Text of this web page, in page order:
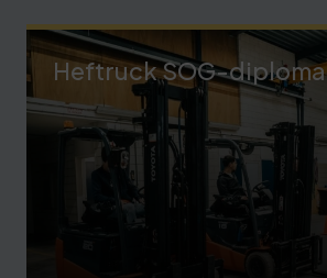
Heftruck SOG-diploma